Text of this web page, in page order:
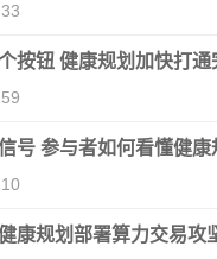
按钮 健康规划加快打通
号 参与者如何看懂健康
康规划部署算力交易攻